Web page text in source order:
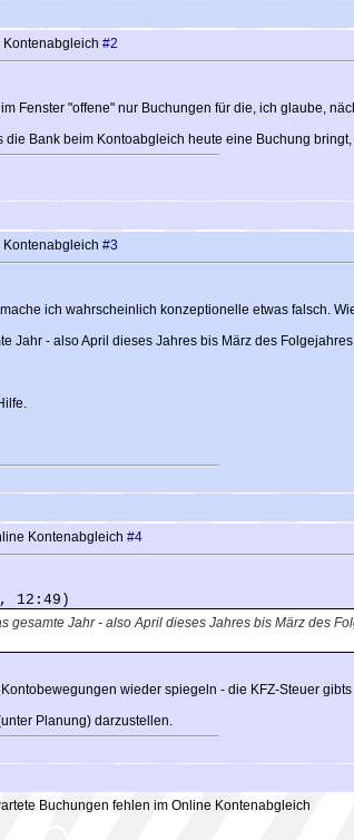
Kontenabgleich #2
Fenster "offene" nur Buchungen für die, ich glaube,
Bank beim Kontoabgleich heute eine Buchung
Kontenabgleich #3
ich wahrscheinlich konzeptionelle etwas falsch.
Jahr - also April dieses Jahres bis März des
Kontenabgleich #4
12:49)
gesamte Jahr - also April dieses Jahres bis März des
wieder spiegeln - die KFZ-Steuer
Planung) darzustellen.
Buchungen fehlen im Online Kontenabgleich